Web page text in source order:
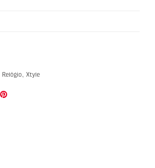
Relógio, Xtyle